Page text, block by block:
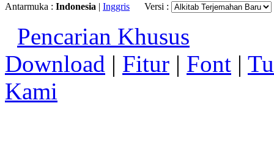
Antarmuka : Indonesia | Inggris Versi :
Pencarian Khusus
Download | Fitur | Font |
Kami